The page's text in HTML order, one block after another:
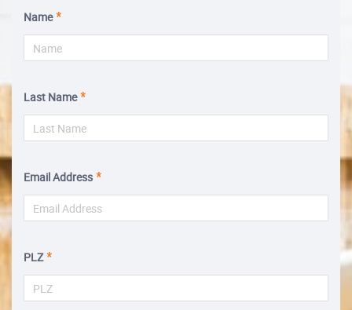
Name
Last Name
Email Address
PLZ